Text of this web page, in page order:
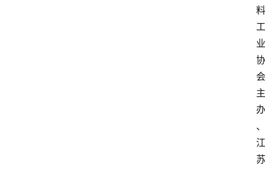
料
工
业
协
会
主
办
、
江
苏